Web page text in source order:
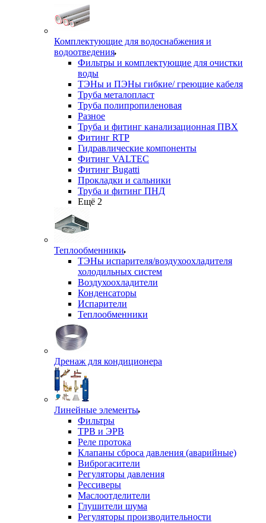
Комплектующие для водоснабжения и
водоотведения
Фильтры и комплектующие для очистки
воды
ТЭНы и ПЭНы гибкие/ греющие кабеля
Труба металопласт
Труба полипропиленовая
Разное
Труба и фитинг канализационная ПВХ
Фитинг RTP
Гидравлические компоненты
Фитинг VALTEC
Фитинг Bugatti
Прокладки и сальники
Труба и фитинг ПНД
Ещё 2
Теплообменники
ТЭНы испарителя/воздухоохладителя
холодильных систем
Воздухоохладители
Конденсаторы
Испарители
Теплообменники
Дренаж для кондиционера
Линейные элементы
Фильтры
ТРВ и ЭРВ
Реле протока
Клапаны сброса давления (аварийные)
Виброгасители
Регуляторы давления
Рессиверы
Маслоотделители
Глушители шума
Регуляторы производительности